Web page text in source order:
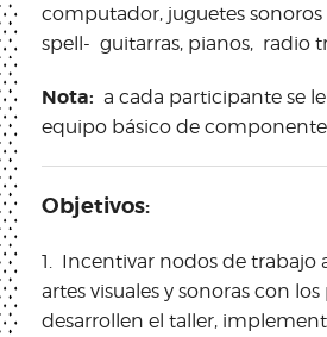
computador, juguetes sonoros
spell- guitarras, pianos, radio
Nota: a cada participante se
equipo básico de
Objetivos:
1. Incentivar nodos de trabajo
artes visuales y sonoras con
desarrollen el taller,